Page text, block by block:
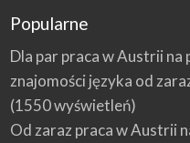
Popularne
Dla par praca w Austrii na
znajomości języka od
(1550 wyświetleń)
Od zaraz praca w Austrii